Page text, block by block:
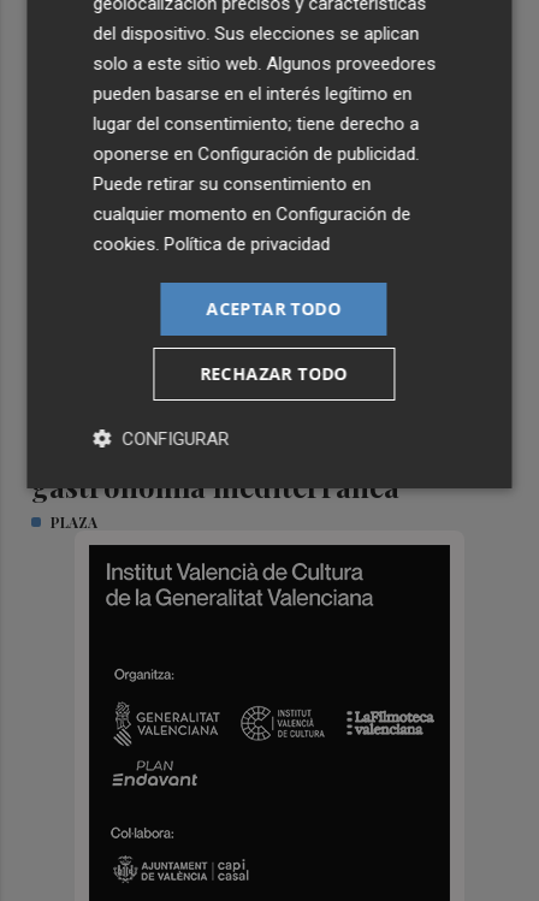
TIERRA DE EMPRESAS
Formar el talento que impulsa la
gastronomía mediterránea
PLAZA
del dispositivo. Sus elecciones se aplican
solo a este sitio web. Algunos proveedores
pueden basarse en el interés legítimo en
lugar del consentimiento; tiene derecho a
oponerse enConfiguración de publicidad.
Puede retirar su consentimiento en
cualquier momento enConfiguración de
cookies.Política de privacidad
ACEPTAR TODO
RECHAZAR TODO
CONFIGURAR